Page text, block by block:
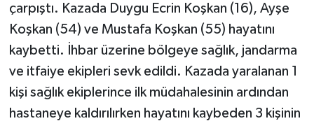
çarpıştı. Kazada Duygu Ecrin Koşkan (16), Ayşe
Koşkan (54) ve Mustafa Koşkan (55) hayatını
kaybetti. İhbar üzerine bölgeye sağlık, jandarma
ve itfaiye ekipleri sevk edildi. Kazada yaralanan 1
kişi sağlık ekiplerince ilk müdahalesinin ardından
hastaneye kaldırılırken hayatını kaybeden 3 kişinin